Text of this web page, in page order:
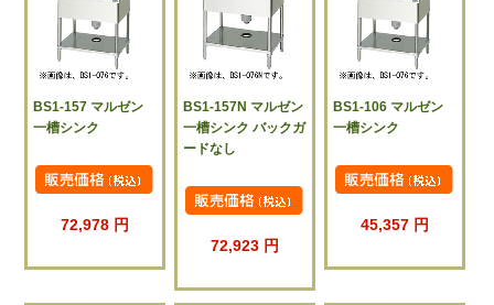
BS1-157 マルゼン
一槽シンク
72,978 円
BS1-157N マルゼン
一槽シンク バックガ
ードなし
72,923 円
BS1-106 マルゼン
一槽シンク
45,357 円